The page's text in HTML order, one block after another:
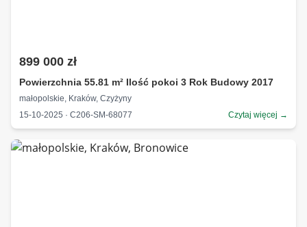
899 000 zł
Powierzchnia 55.81 m² Ilość pokoi 3 Rok Budowy 2017
małopolskie, Kraków, Czyżyny
15-10-2025 · C206-SM-68077
Czytaj więcej →